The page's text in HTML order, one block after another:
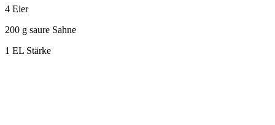
4 Eier
200 g saure Sahne
1 EL Stärke